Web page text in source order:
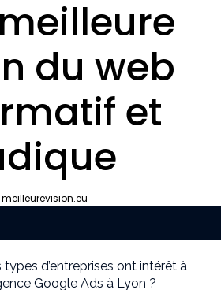
du web
et
meilleurevision.eu
types d’entreprises ont intérêt à
Google Ads à Lyon ?